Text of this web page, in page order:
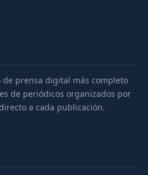
prensa digital más completo
de periódicos organizados por
a cada publicación.